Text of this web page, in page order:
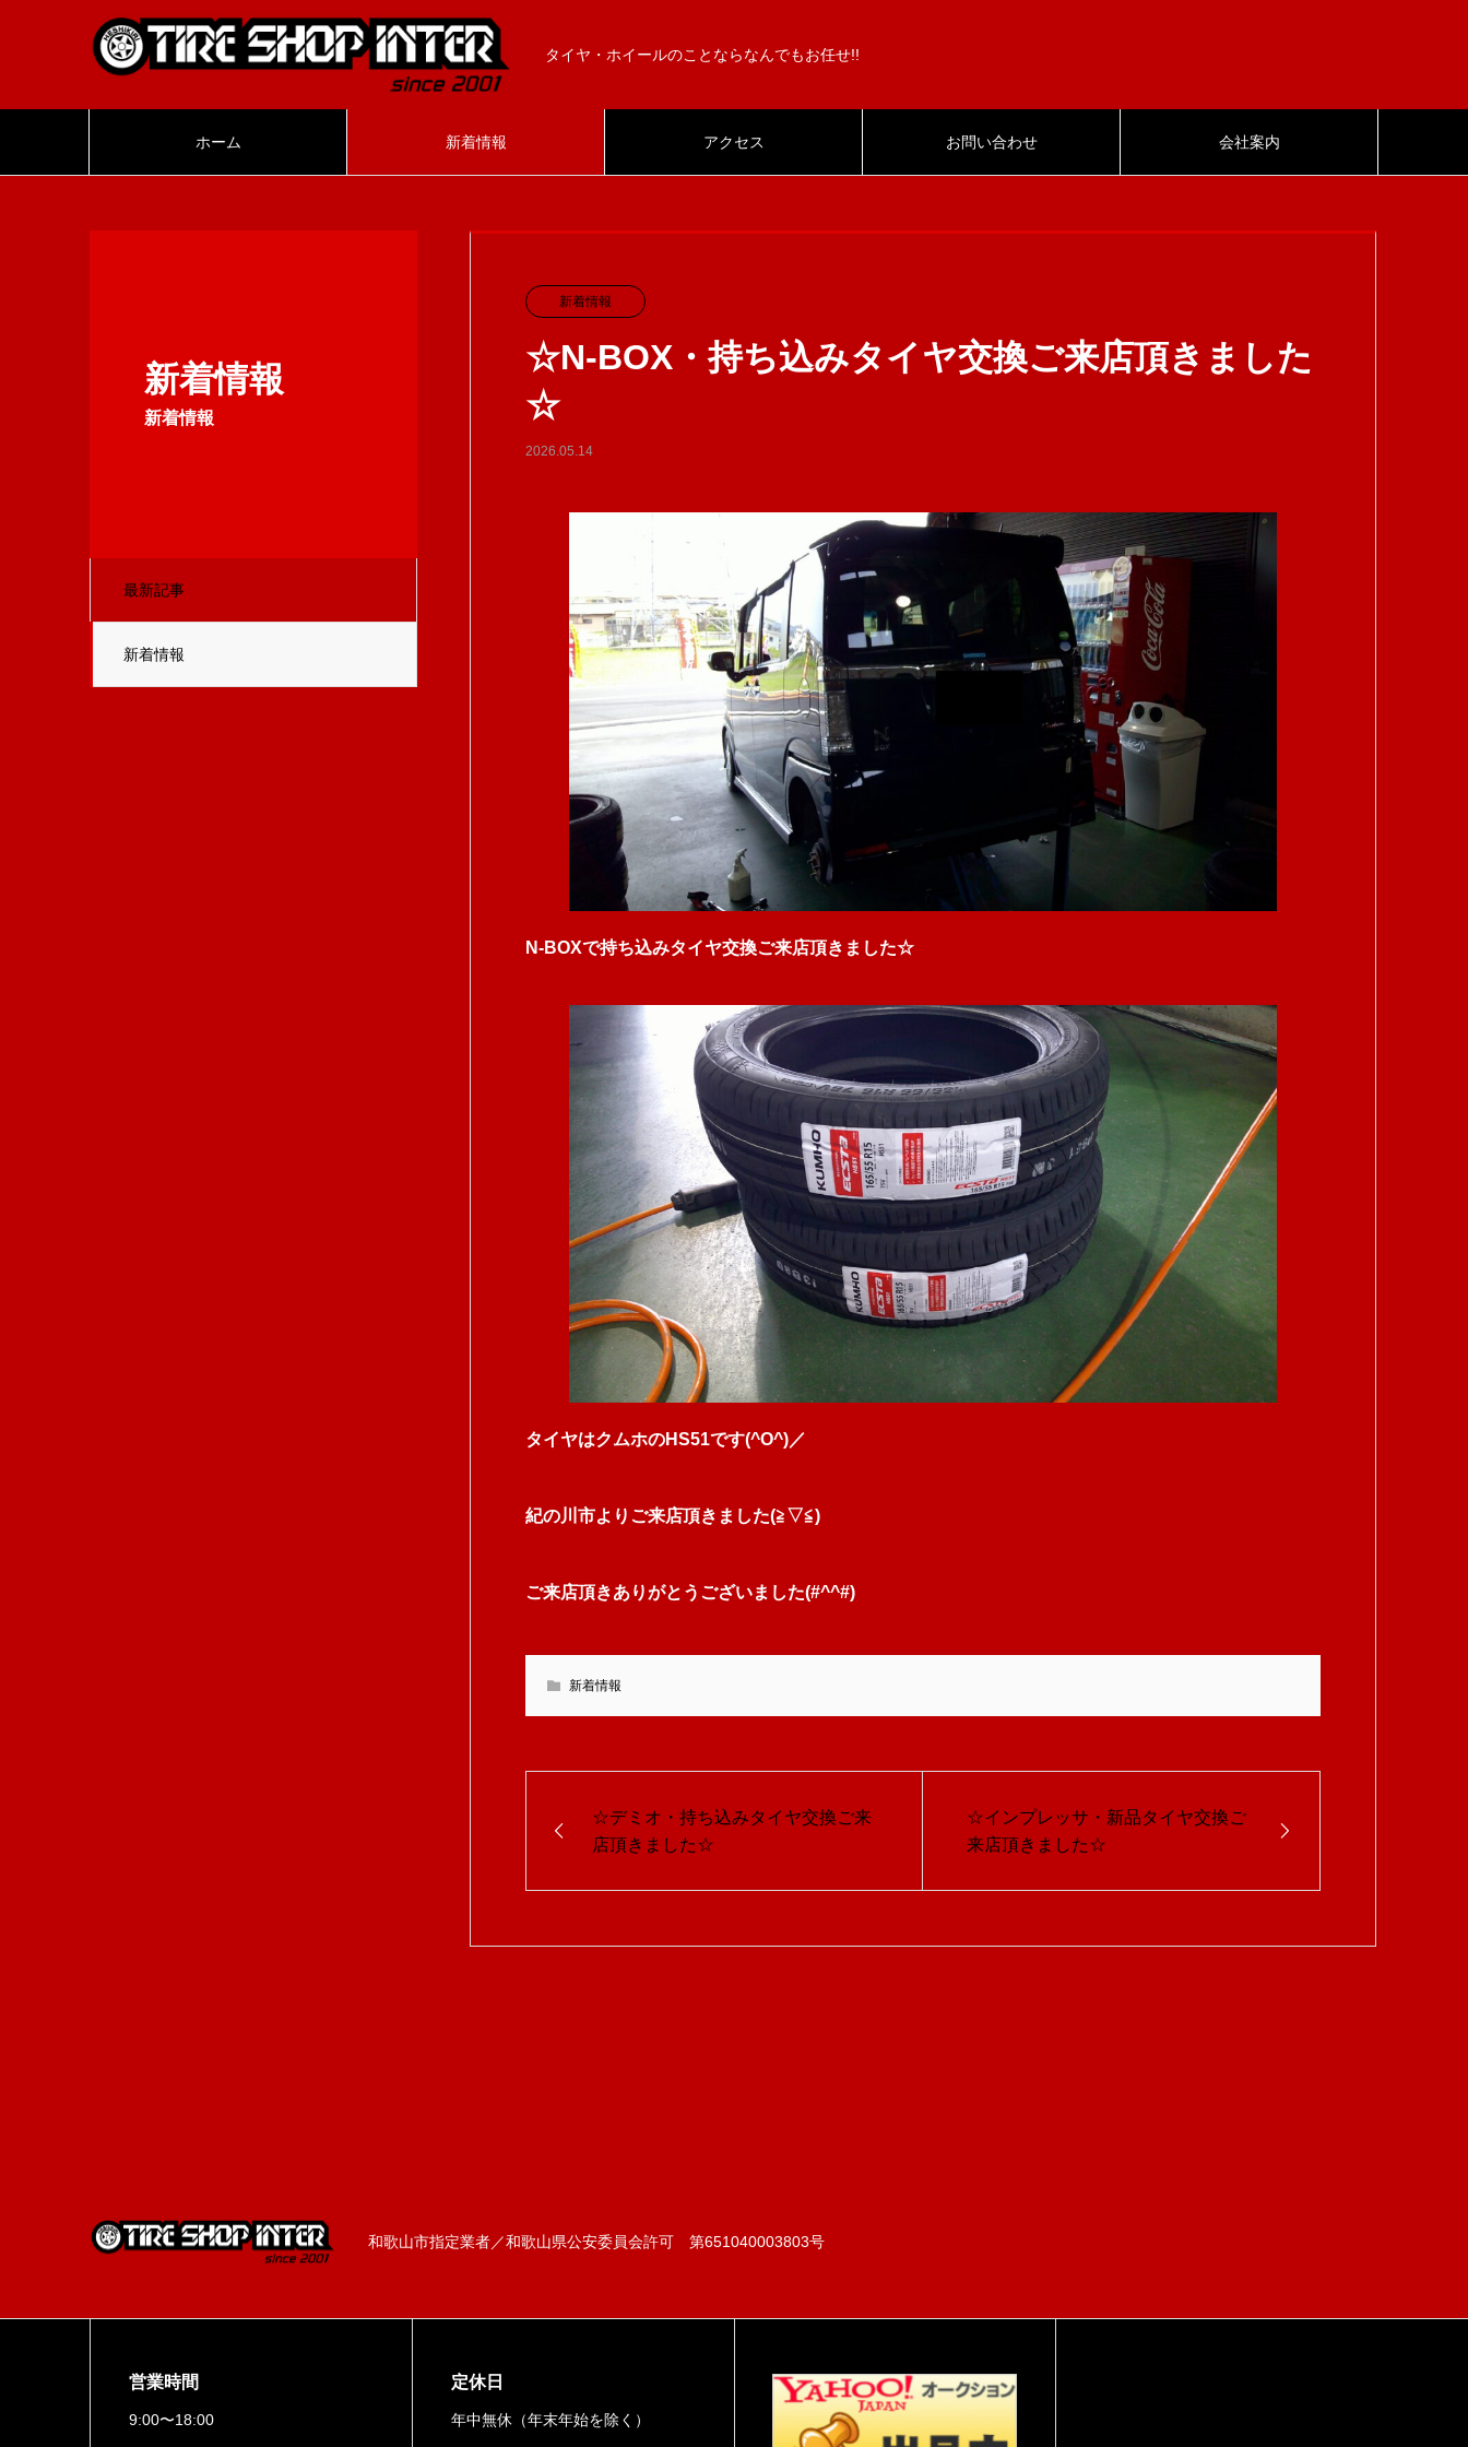
タイヤ・ホイールのことならなんでもお任せ!!
ホーム 新着情報 アクセス お問い合わせ 会社案内
新着情報
新着情報
最新記事
新着情報
新着情報
☆N-BOX・持ち込みタイヤ交換ご来店頂きました
☆
2026.05.14
N-BOXで持ち込みタイヤ交換ご来店頂きました☆
タイヤはクムホのHS51です(^O^)／
紀の川市よりご来店頂きました(≧▽≦)
ご来店頂きありがとうございました(#^^#)
新着情報
☆デミオ・持ち込みタイヤ交換ご来
店頂きました☆
☆インプレッサ・新品タイヤ交換ご
来店頂きました☆
和歌山市指定業者／和歌山県公安委員会許可 第651040003803号
営業時間
9:00〜18:00
定休日
年中無休（年末年始を除く）